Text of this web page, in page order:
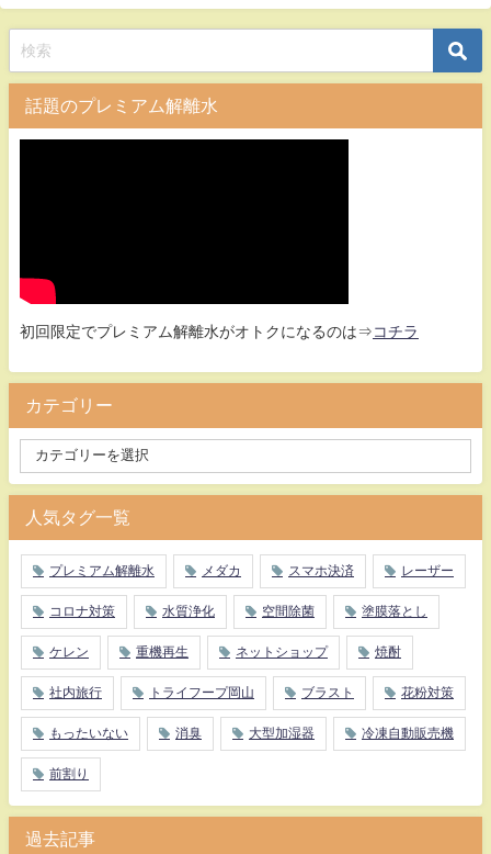
話題のプレミアム解離水
初回限定でプレミアム解離水がオトクになるのは⇒ コチラ
カテゴリー
人気タグ一覧
プレミアム解離水 メダカ スマホ決済 レーザー
コロナ対策 水質浄化 空間除菌 塗膜落とし
ケレン 重機再生 ネットショップ 焼酎
社内旅行 トライフープ岡山 ブラスト 花粉対策
もったいない 消臭 大型加湿器 冷凍自動販売機
前割り
過去記事